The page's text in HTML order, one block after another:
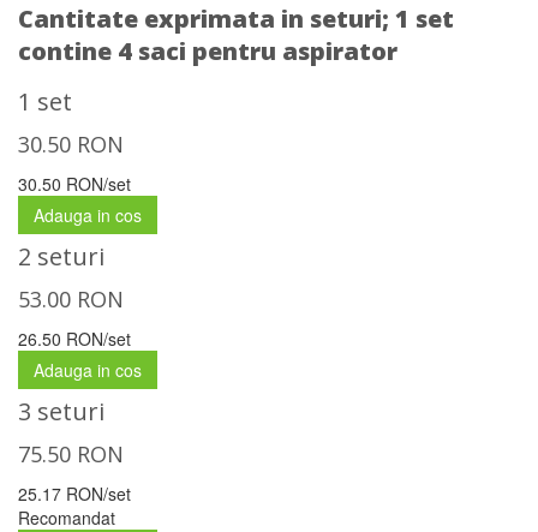
Cantitate exprimata in seturi; 1 set
contine 4 saci pentru aspirator
1 set
30.50 RON
30.50 RON/set
Adauga in cos
2 seturi
53.00 RON
26.50 RON/set
Adauga in cos
3 seturi
75.50 RON
25.17 RON/set
Recomandat